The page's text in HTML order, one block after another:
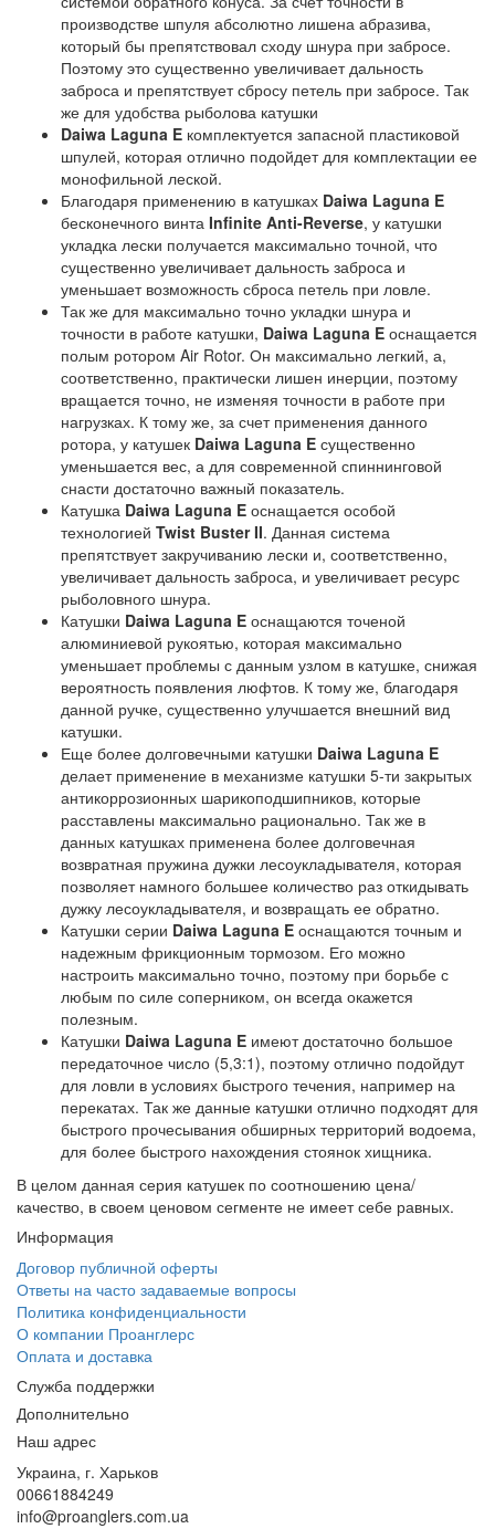
производстве шпуля абсолютно лишена абразива,
который бы препятствовал сходу шнура при забросе.
Поэтому это существенно увеличивает дальность
заброса и препятствует сбросу петель при забросе. Так
же для удобства рыболова катушки
Daiwa Laguna E комплектуется запасной пластиковой
шпулей, которая отлично подойдет для комплектации ее
монофильной леской.
Благодаря применению в катушках Daiwa Laguna E
бесконечного винта Infinite Anti-Reverse, у катушки
укладка лески получается максимально точной, что
существенно увеличивает дальность заброса и
уменьшает возможность сброса петель при ловле.
Так же для максимально точно укладки шнура и
точности в работе катушки, Daiwa Laguna E оснащается
полым ротором Air Rotor. Он максимально легкий, а,
соответственно, практически лишен инерции, поэтому
вращается точно, не изменяя точности в работе при
нагрузках. К тому же, за счет применения данного
ротора, у катушек Daiwa Laguna E существенно
уменьшается вес, а для современной спиннинговой
снасти достаточно важный показатель.
Катушка Daiwa Laguna E оснащается особой
технологией Twist Buster II. Данная система
препятствует закручиванию лески и, соответственно,
увеличивает дальность заброса, и увеличивает ресурс
рыболовного шнура.
Катушки Daiwa Laguna E оснащаются точеной
алюминиевой рукоятью, которая максимально
уменьшает проблемы с данным узлом в катушке, снижая
вероятность появления люфтов. К тому же, благодаря
данной ручке, существенно улучшается внешний вид
катушки.
Еще более долговечными катушки Daiwa Laguna E
делает применение в механизме катушки 5-ти закрытых
антикоррозионных шарикоподшипников, которые
расставлены максимально рационально. Так же в
данных катушках применена более долговечная
возвратная пружина дужки лесоукладывателя, которая
позволяет намного большее количество раз откидывать
дужку лесоукладывателя, и возвращать ее обратно.
Катушки серии Daiwa Laguna E оснащаются точным и
надежным фрикционным тормозом. Его можно
настроить максимально точно, поэтому при борьбе с
любым по силе соперником, он всегда окажется
полезным.
Катушки Daiwa Laguna E имеют достаточно большое
передаточное число (5,3:1), поэтому отлично подойдут
для ловли в условиях быстрого течения, например на
перекатах. Так же данные катушки отлично подходят для
быстрого прочесывания обширных территорий водоема,
для более быстрого нахождения стоянок хищника.
В целом данная серия катушек по соотношению цена/
качество, в своем ценовом сегменте не имеет себе равных.
Информация
Договор публичной оферты
Ответы на часто задаваемые вопросы
Политика конфиденциальности
О компании Проанглерс
Оплата и доставка
Служба поддержки
Дополнительно
Наш адрес
Украина, г. Харьков
00661884249
info@proanglers.com.ua